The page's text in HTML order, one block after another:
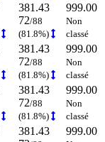
381.43
72/88
(81.8%)
999.00
Non
classé
381.43
72/88
(81.8%)
999.00
Non
classé
381.43
72/88
(81.8%)
999.00
Non
classé
381.43
999.00